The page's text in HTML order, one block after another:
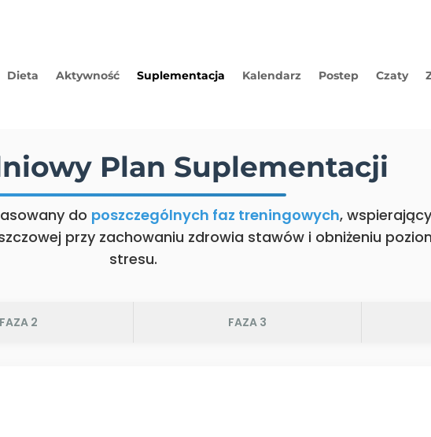
Dieta Aktywność Suplementacja Kalendarz Postep Czaty
Plan Suplementacji
do poszczególnych faz treningowych, wspierający
przy zachowaniu zdrowia stawów i obniżeniu
stresu.
FAZA 2 FAZA 3